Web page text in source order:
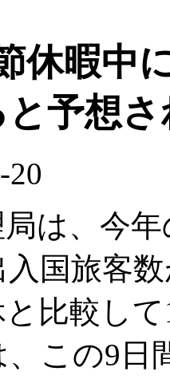
休暇中
予想
20
は、今
国旅客
比較し
この9日